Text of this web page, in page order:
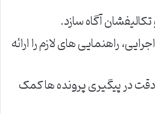
آگاه سازد.
راهنمایی های لازم را ارائه
در پیگیری پرونده ها کمک